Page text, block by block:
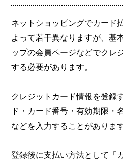
ネットショッピングでカード
よって若干異なりますが、基
ップの会員ページなどでクレ
する必要があります。
クレジットカード情報を登録
ド・カード番号・有効期限・
などを入力することがあります
登録後に支払い方法として「